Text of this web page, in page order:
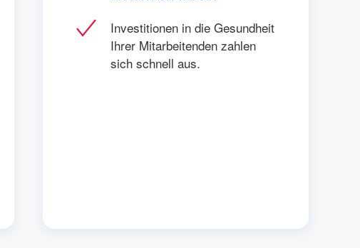
Investitionen in die Gesundheit
Ihrer Mitarbeitenden zahlen
sich schnell aus.